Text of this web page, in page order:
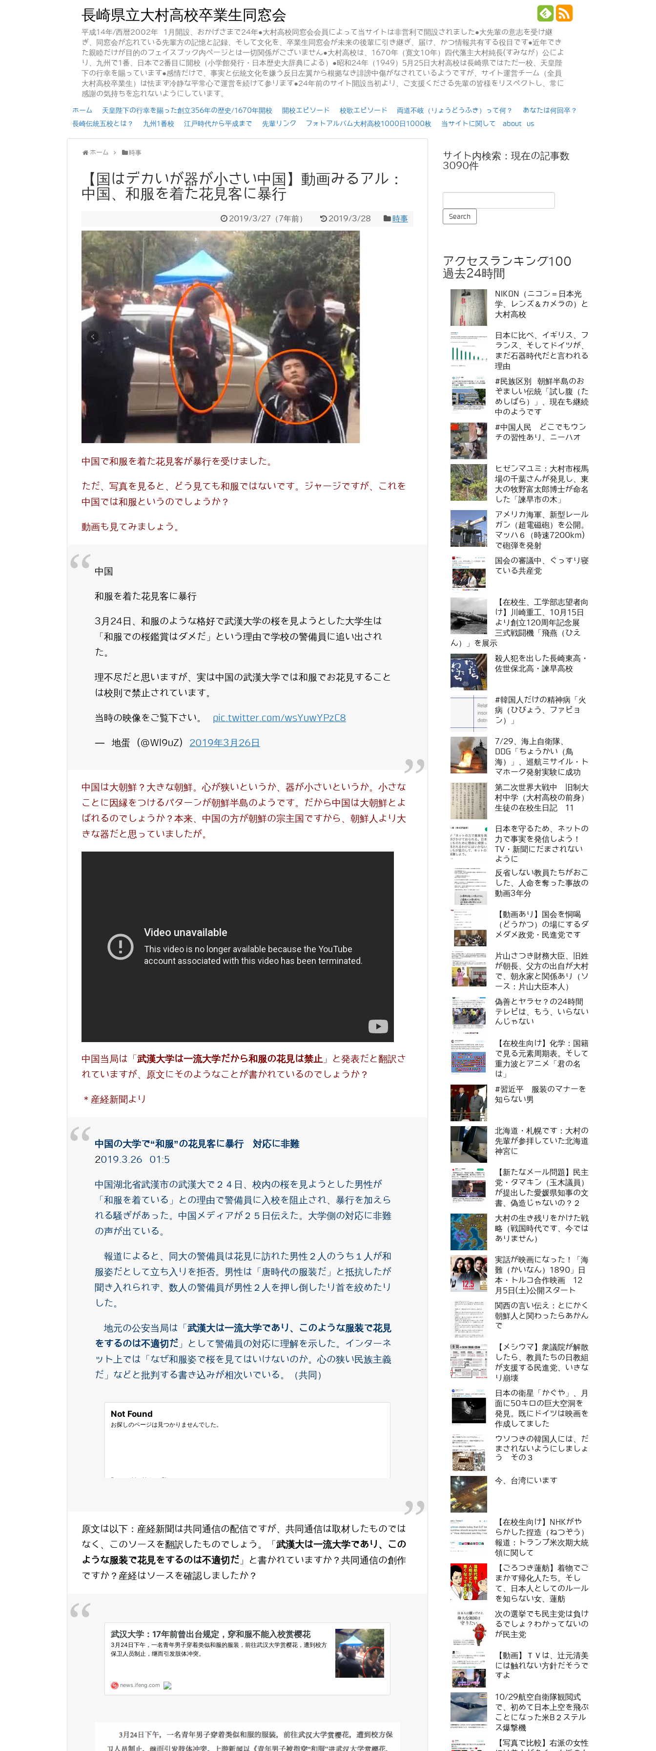
長崎県立大村高校卒業生同窓会
平成14年/西暦2002年 1月開設、おかげさまで24年●大村高校同窓会会員によって当サイトは非営利で開設されました●大先輩の意志を受け継
ぎ、同窓会が忘れている先輩方の記憶と記録、そして文化を、卒業生同窓会が未来の後輩に引き継ぎ、届け、かつ情報共有する役目です●近年でき
た親睦だけが目的のフェイスブック内ページとは一切関係がございません●大村高校は、1670年（寛文10年）四代藩主大村純長(すみなが）公によ
り、九州で1番、日本で2番目に開校（小学館発行・日本歴史大辞典による）●昭和24年（1949）5月25日大村高校は長崎県ではただ一校、天皇陛
下の行幸を賜っています●感情だけで、事実と伝統文化を嫌う反日左翼から根拠なき誹謗中傷がなされているようですが、サイト運営チーム（全員
大村高校卒業生）は怯まず冷静な平常心で運営を続けて参ります●24年前のサイト開設当初より、ご支援くださる先輩の皆様をリスペクトし、常に
感謝の気持ちを忘れないようにしています。
ホーム 天皇陛下の行幸を賜った創立356年の歴史/1670年開校 開校エピソード 校歌エピソード 両道不岐（りょうどうふき）って何？
あなたは何回卒？
長崎伝統五校とは？
九州1番校 江戸時代から平成まで 先輩リンク フォトアルバム大村高校1000日1000枚 当サイトに関して about us
ホーム 時事
【国はデカいが器が小さい中国】動画みるアル：
中国、和服を着た花見客に暴行
2019/3/27 （7年前） 2019/3/28 時事
中国で和服を着た花見客が暴行を受けました。
ただ、写真を見ると、どう見ても和服ではないです。ジャージですが、これを
中国では和服というのでしょうか？
動画も見てみましょう。
中国
和服を着た花見客に暴行
3月24日、和服のような格好で武漢大学の桜を見ようとした大学生は
「和服での桜鑑賞はダメだ」という理由で学校の警備員に追い出され
た。
理不尽だと思いますが、実は中国の武漢大学では和服でお花見すること
は校則で禁止されています。
当時の映像をご覧下さい。 pic.twitter.com/wsYuwYPzC8
— 地蛋 (@Wl9uZ) 2019年3月26日
中国は大朝鮮？大きな朝鮮。心が狭いというか、器が小さいというか。小さな
ことに因縁をつけるパターンが朝鮮半島のようです。だから中国は大朝鮮とよ
ばれるのでしょうか？本来、中国の方が朝鮮の宗主国ですから、朝鮮人より大
きな器だと思っていましたが。
中国当局は「武漢大学は一流大学だから和服の花見は禁止 」と発表だと翻訳さ
れていますが、原文にそのようなことが書かれているのでしょうか？
＊産経新聞より
中国の大学で“和服”の花見客に暴行 対応に非難
2019.3.26 01:5
中国湖北省武漢市の武漢大で２４日、校内の桜を見ようとした男性が
「和服を着ている」との理由で警備員に入校を阻止され、暴行を加えら
れる騒ぎがあった。中国メディアが２５日伝えた。大学側の対応に非難
の声が出ている。
報道によると、同大の警備員は花見に訪れた男性２人のうち１人が和
服姿だとして立ち入りを拒否。男性は「唐時代の服装だ」と抵抗したが
聞き入れられず、数人の警備員が男性２人を押し倒したり首を絞めたり
した。
地元の公安当局は「武漢大は一流大学であり、このような服装で花見
をするのは不適切だ 」として警備員の対応に理解を示した。インターネ
ット上では「なぜ和服姿で桜を見てはいけないのか。心の狭い民族主義
だ」などと批判する書き込みが相次いでいる。（共同）
原文は以下：産経新聞は共同通信の配信ですが、共同通信は取材したものでは
なく、このソースを翻訳したものでしょう。「武漢大は一流大学であり、この
ような服装で花見をするのは不適切だ 」と書かれていますか？共同通信の創作
ですか？産経はソースを確認しましたか？
サイト内検索：現在の記事数
3090件
アクセスランキング100
過去24時間
NIKON（ニコン＝日本光
学、レンズ＆カメラの）と
大村高校
日本に比べ、イギリス、フ
ランス、そしてドイツが、
まだ石器時代だと言われる
理由
#民族区別 朝鮮半島のお
ぞましい伝統「試し腹（た
めしばら）」、現在も継続
中のようです
#中国人民 どこでもウン
チの習性あり、ニーハオ
ヒゼンマユミ：大村市桜馬
場の千葉さんが発見し、東
大の牧野富太郎博士が命名
した「諫早市の木」
アメリカ海軍、新型レール
ガン（超電磁砲）を公開。
マッハ６（時速7200km)
で砲弾を発射
国会の審議中、ぐっすり寝
ている共産党
【在校生、工学部志望者向
け】川崎重工、10月15日
より創立120周年記念展
三式戦闘機「飛燕（ひえ
ん）」を展示
殺人犯を出した長崎東高・
佐世保北高・諫早高校
#韓国人だけの精神病「火
病（ひびょう、ファビョ
ン）」
7/29、海上自衛隊、
DDG「ちょうかい（鳥
海）」、巡航ミサイル・ト
マホーク発射実験に成功
第二次世界大戦中 旧制大
村中学（大村高校の前身）
生徒の在校生日記 11
日本を守るため、ネットの
力で事実を発信しよう！
TV・新聞にだまされない
ように
反省しない教員たちがおこ
した、人命を奪った事故の
動画3年分
【動画あり】国会を恫喝
（どうかつ）の場にするダ
メダメ政党・民進党です
片山さつき財務大臣、旧姓
が朝長、父方の出自が大村
で、朝永家と関係あり（ソ
ース：片山大臣本人）
偽善とヤラセ？の24時間
テレビは、もう、いらない
んじゃない
【在校生向け】化学：国籍
で見る元素周期表。そして
重力波とアニメ「君の名
は」
#習近平 服装のマナーを
知らない男
北海道・札幌です：大村の
先輩が参拝していた北海道
神宮に
【新たなメール問題】民主
党・タマキン（玉木議員）
が提出した愛媛県知事の文
書、偽造じゃないの？２
大村の生き残りをかけた戦
略（戦国時代です、今では
ありません）
実話が映画になった！「海
難（かいなん）1890」日
本・トルコ合作映画 12
月5日(土)公開スタート
関西の言い伝え：とにかく
朝鮮人と関わったらあかん
で
【メシウマ】衆議院が解散
したら、教員たちの日教組
が支援する民進党、いきな
り崩壊
日本の衛星「かぐや」、月
面に50キロの巨大空洞を
発見。既にドイツは映画を
作成してました
ウソつきの韓国人には、だ
まされないようにしましょ
う その３
今、台湾にいます
【在校生向け】NHKがや
らかした捏造（ねつぞう）
報道：トランプ米次期大統
領に関して
【ごろつき蓮舫】着物でご
まかす帰化人たち。そし
て、日本人としてのルール
を知らない女、蓮舫
次の選挙でも民主党は負け
るでしょ？わかってないの
が民主党
【動画】ＴＶは、辻元清美
には触れない方針だそうで
すよ
10/29航空自衛隊観閲式
で、初めて日本上空を飛ぶ
ことになった米B２ステル
ス爆撃機
【写真で比較】右派の女性